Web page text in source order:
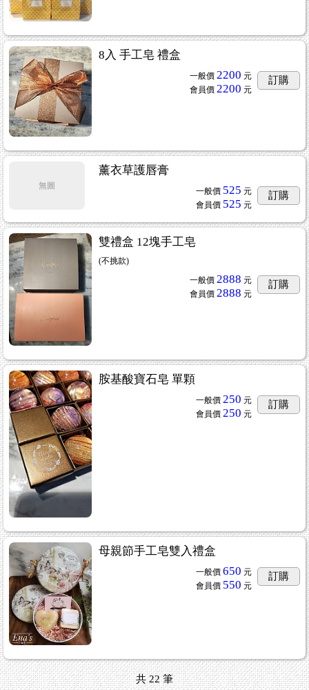
8入 手工皂 禮盒
一般價 2200 元
會員價 2200 元
訂購
無圖
薰衣草護唇膏
一般價 525 元
會員價 525 元
訂購
雙禮盒 12塊手工皂
(不挑款)
一般價 2888 元
會員價 2888 元
訂購
胺基酸寶石皂 單顆
一般價 250 元
會員價 250 元
訂購
母親節手工皂雙入禮盒
一般價 650 元
會員價 550 元
訂購
共22筆